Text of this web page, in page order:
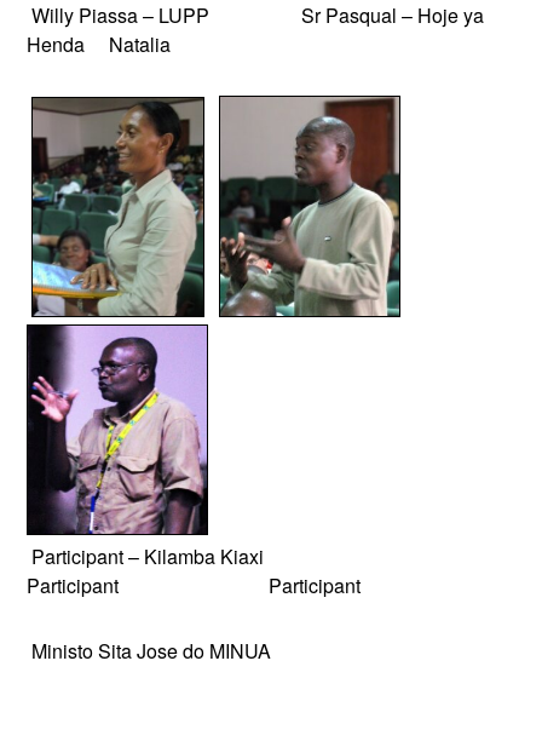
Willy Piassa – LUPP Sr Pasqual – Hoje ya
Henda Natalia
Participant – Kilamba Kiaxi
Participant Participant
Ministo Sita Jose do MINUA